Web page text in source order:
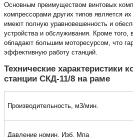
Основным преимуществом винтовых
компрессорами других типов является
имеют полную уравновешенность и
устройства и обслуживания. Кроме того,
обладают большим моторесурсом, что
эффективную работу станций.
Технические характеристики
станции СКД-11/8 на раме
Производительность, м3/мин.
Давление номин. Изб, Мпа